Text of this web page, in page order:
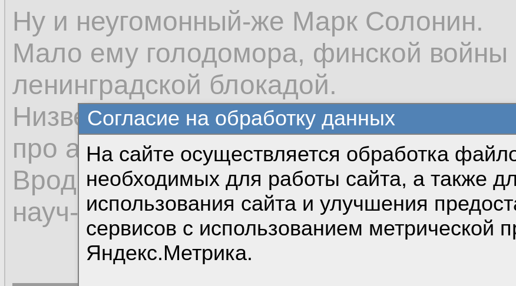
Ну и неугомонный-же Марк Солонин.
Мало ему голодомора, финской войны
ленинградской блокадой.
Низверг "мать городов русских", и
про атомную бомбу.
Вроде оговаривается пару раз в
науч-поп.
Согласие на обработку данных
На сайте осуществляется обработка
необходимых для работы сайта, а также
использования сайта и улучшения
сервисов с использованием метрической
Яндекс.Метрика.